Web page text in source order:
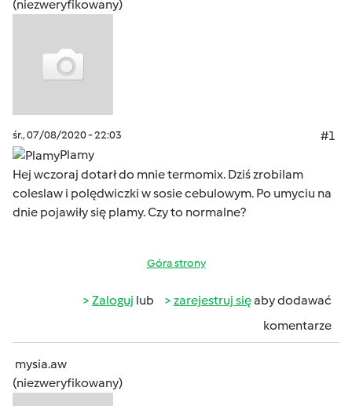
(niezweryfikowany)
śr., 07/08/2020 - 22:03
#1
Plamy
Hej wczoraj dotarł do mnie termomix. Dziś zrobilam
coleslaw i polędwiczki w sosie cebulowym. Po umyciu na
dnie pojawiły się plamy. Czy to normalne?
Góra strony
Zaloguj lub zarejestruj sięaby dodawać
komentarze
mysia.aw
(niezweryfikowany)